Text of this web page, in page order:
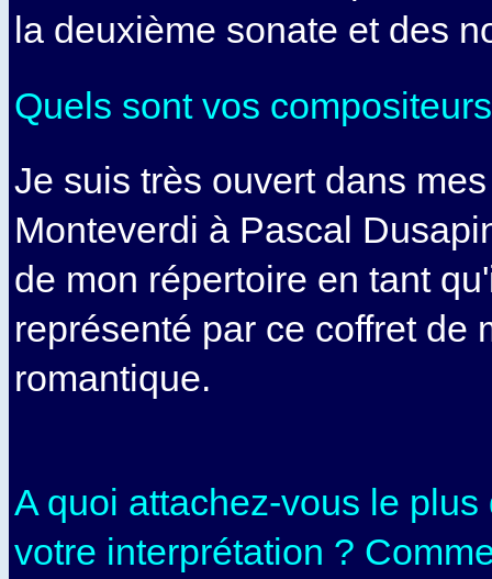
la deuxième sonate et des
Quels sont vos
Je suis très ouvert dans
Monteverdi à Pascal
de mon répertoire en tant
représenté par ce coffret de
romantique.
A quoi attachez-vous le plus
votre interprétation ?